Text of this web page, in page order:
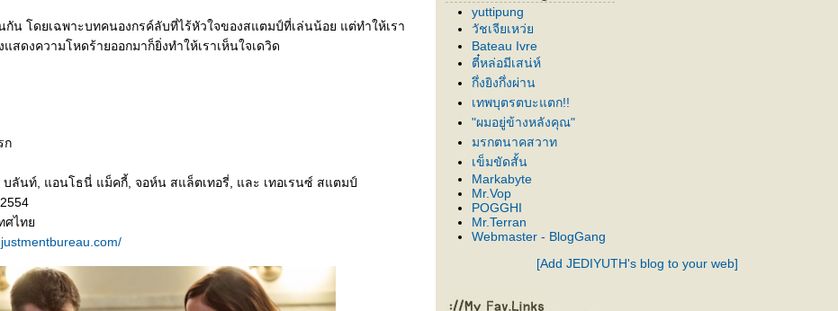
น โดยเฉพาะบทคนองกรค์ลับที่ไร้หัวใจของสแตมป์ที่เล่นน้อย แต่ทำให้เรา
สดงความโหดร้ายออกมาก็ยิ่งทำให้เราเห็นใจเดวิด
ก
ลันท์, แอนโธนี่ แม็คกี้, จอห์น สแล็ตเทอรี่, และ เทอเรนซ์ สแตมป์
ทศไท
yuttipung
วัชเจียเหว่
Bateau Ivre
ตี๋หล่อมีเสน่ห์
กึ่งยิงกึ่งผ่าน
เทพบุตรตบะแตก!!
"ผมอยู่ข้างหลังคุณ"
มรกตนาคสวาท
เข็มขัดสั้น
Markabyte
Mr.Vop
POGGHI
Mr.Terran
Webmaster - BlogGang
[Add JEDIYUTH's blog to your web]